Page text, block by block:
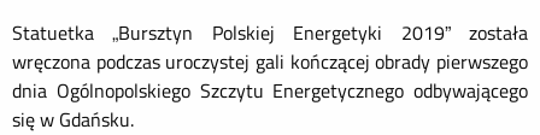
Statuetka „Bursztyn Polskiej Energetyki 2019” została
wręczona podczas uroczystej gali kończącej obrady pierwszego
dnia Ogólnopolskiego Szczytu Energetycznego odbywającego
się w Gdańsku.